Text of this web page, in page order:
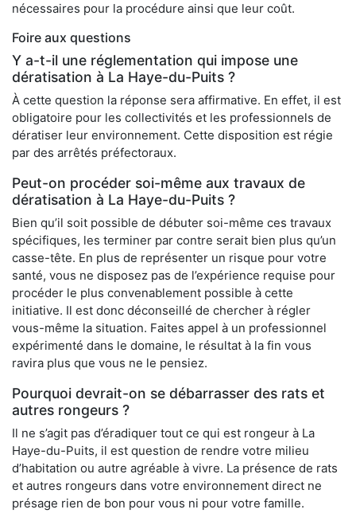
nécessaires pour la procédure ainsi que leur coût.
Foire aux questions
Y a-t-il une réglementation qui impose une
dératisation à La Haye-du-Puits ?
À cette question la réponse sera affirmative. En effet, il est
obligatoire pour les collectivités et les professionnels de
dératiser leur environnement. Cette disposition est régie
par des arrêtés préfectoraux.
Peut-on procéder soi-même aux travaux de
dératisation à La Haye-du-Puits ?
Bien qu’il soit possible de débuter soi-même ces travaux
spécifiques, les terminer par contre serait bien plus qu’un
casse-tête. En plus de représenter un risque pour votre
santé, vous ne disposez pas de l’expérience requise pour
procéder le plus convenablement possible à cette
initiative. Il est donc déconseillé de chercher à régler
vous-même la situation. Faites appel à un professionnel
expérimenté dans le domaine, le résultat à la fin vous
ravira plus que vous ne le pensiez.
Pourquoi devrait-on se débarrasser des rats et
autres rongeurs ?
Il ne s’agit pas d’éradiquer tout ce qui est rongeur à La
Haye-du-Puits, il est question de rendre votre milieu
d’habitation ou autre agréable à vivre. La présence de rats
et autres rongeurs dans votre environnement direct ne
présage rien de bon pour vous ni pour votre famille.